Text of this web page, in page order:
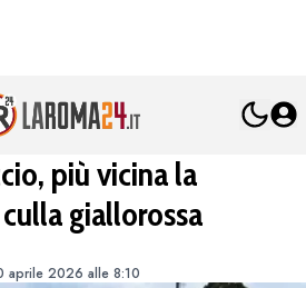
più vicina la
giallorossa
aprile 2026 alle 8:10